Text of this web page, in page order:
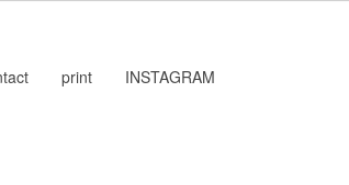
print INSTAGRAM